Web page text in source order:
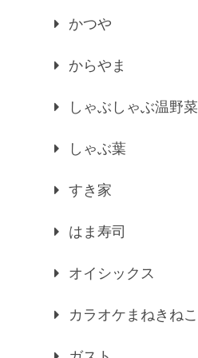
かつや
からやま
しゃぶしゃぶ温野菜
しゃぶ葉
すき家
はま寿司
オイシックス
カラオケまねきねこ